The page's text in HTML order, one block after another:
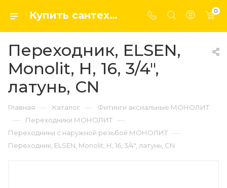
Купить сантехнику, системы отопление и водоснабжения оптом и в розницу в интернет-магазине elsen-opt.ru 0
Переходник, ELSEN,
Monolit, Н, 16, 3/4",
латунь, CN
Главная — Каталог — Фитинги аксиальные МОНОЛИТ
— Переходники МОНОЛИТ —
Переходники с наружной резьбой МОНОЛИТ —
Переходник, ELSEN, Monolit, Н, 16, 3/4", латунь, CN